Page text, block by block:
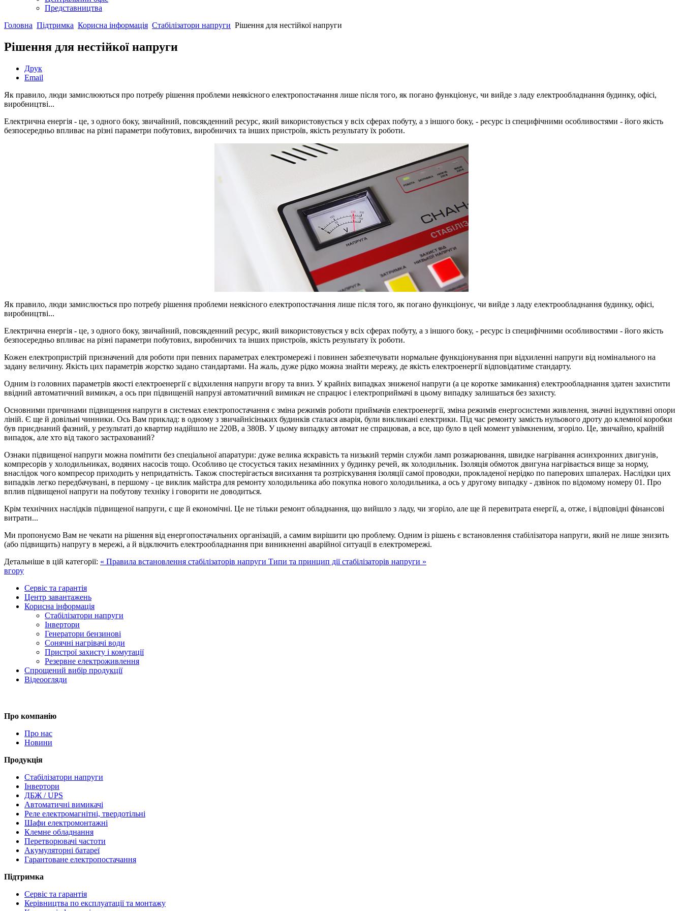
Представництва
Головна Підтримка Корисна інформація Стабілізатори напруги Рішення для нестійкої напруги
Рішення для нестійкої напруги
Друк
Email
Як правило, люди замислюються про потребу рішення проблеми неякісного електропостачання лише після того, як погано функціонує, чи вийде з ладу електрообладнання будинку, офісі,
виробництві...
Електрична енергія - це, з одного боку, звичайний, повсякденний ресурс, який використовується у всіх сферах побуту, а з іншого боку, - ресурс із специфічними особливостями - його якість
безпосередньо впливає на різні параметри побутових, виробничих та інших пристроїв, якість результату їх роботи.
Як правило, люди замислюється про потребу рішення проблеми неякісного електропостачання лише після того, як погано функціонує, чи вийде з ладу електрообладнання будинку, офісі,
виробництві...
Електрична енергія - це, з одного боку, звичайний, повсякденний ресурс, який використовується у всіх сферах побуту, а з іншого боку, - ресурс із специфічними особливостями - його якість
безпосередньо впливає на різні параметри побутових, виробничих та інших пристроїв, якість результату їх роботи.
Кожен електропристрій призначений для роботи при певних параметрах електромережі і повинен забезпечувати нормальне функціонування при відхиленні напруги від номінального на
задану величину. Якість цих параметрів жорстко задано стандартами. На жаль, дуже рідко можна знайти мережу, де якість електроенергії відповідатиме стандарту.
Одним із головних параметрів якості електроенергії є відхилення напруги вгору та вниз. У крайніх випадках зниженої напруги (а це коротке замикання) електрообладнання здатен захистити
ввідний автоматичний вимикач, а ось при підвищеній напрузі автоматичний вимикач не спрацює і електроприймачі в цьому випадку залишаться без захисту.
Основними причинами підвищення напруги в системах електропостачання є зміна режимів роботи приймачів електроенергії, зміна режимів енергосистеми живлення, значні індуктивні опори
ліній. Є ще й довільні чинники. Ось Вам приклад: в одному з звичайнісіньких будинків сталася аварія, були викликані електрики. Під час ремонту замість нульового дроту до клемної коробки
був приєднаний фазний, у результаті до квартир надійшло не 220В, а 380В. У цьому випадку автомат не спрацював, а все, що було в цей момент увімкненим, згоріло. Це, звичайно, крайній
випадок, але хто від такого застрахований?
Ознаки підвищеної напруги можна помітити без спеціальної апаратури: дуже велика яскравість та низький термін служби ламп розжарювання, швидке нагрівання асинхронних двигунів,
компресорів у холодильниках, водяних насосів тощо. Особливо це стосується таких незамінних у будинку речей, як холодильник. Ізоляція обмоток двигуна нагрівається вище за норму,
внаслідок чого компресор приходить у непридатність. Також спостерігається висихання та розтріскування ізоляції самої проводки, прокладеної нерідко по паперових шпалерах. Наслідки цих
випадків легко передбачувані, в першому - це виклик майстра для ремонту холодильника або покупка нового холодильника, а ось у другому випадку - дзвінок по відомому номеру 01. Про
вплив підвищеної напруги на побутову техніку і говорити не доводиться.
Крім технічних наслідків підвищеної напруги, є ще й економічні. Це не тільки ремонт обладнання, що вийшло з ладу, чи згоріло, але ще й перевитрата енергії, а, отже, і відповідні фінансові
витрати...
Ми пропонуємо Вам не чекати на рішення від енергопостачальних організацій, а самим вирішити цю проблему. Одним із рішень є встановлення стабілізатора напруги, який не лише знизить
(або підвищить) напругу в мережі, а й відключить електрообладнання при виникненні аварійної ситуації в електромережі.
Детальніше в цій категорії: « Правила встановлення стабілізаторів напруги Типи та принцип дії стабілізаторів напруги »
вгору
Сервіс та гарантія
Центр завантажень
Корисна інформація
Стабілізатори напруги
Інвертори
Генератори бензинові
Сонячні нагрівачі води
Пристрої захисту і комутації
Резервне електроживлення
Спрощений вибір продукції
Відеоогляди
Про компанію
Про нас
Новини
Продукція
Стабілізатори напруги
Інвертори
ДБЖ / UPS
Автоматичні вимикачі
Реле електромагнітні, твердотільні
Шафи електромонтажні
Клемне обладнання
Перетворювачі частоти
Акумуляторні батареї
Гарантоване електропостачання
Підтримка
Сервіс та гарантія
Керівництва по експлуатації та монтажу